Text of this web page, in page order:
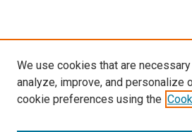
We use cookies that are
analyze, improve, and personalize
cookie preferences using the